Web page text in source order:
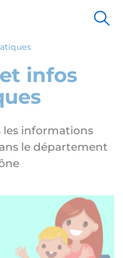
infos
les informations
le département